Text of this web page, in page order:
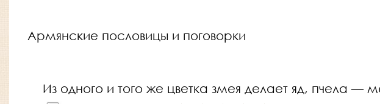
Армянские пословицы и поговорки
Из одного и того же цветка змея делает яд, пчела —